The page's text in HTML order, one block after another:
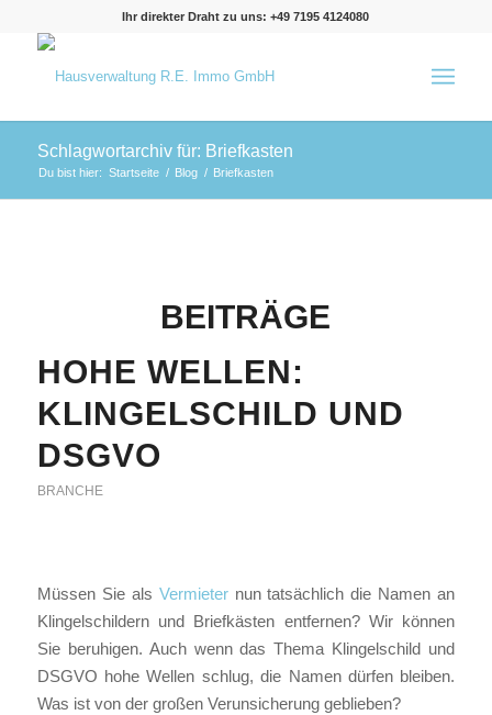
Ihr direkter Draht zu uns: +49 7195 4124080
Schlagwortarchiv für: Briefkasten
Du bist hier: Startseite / Blog / Briefkasten
BEITRÄGE
HOHE WELLEN:
KLINGELSCHILD UND
DSGVO
BRANCHE
Müssen Sie als Vermieternun tatsächlich die Namen an
Klingelschildern und Briefkästen entfernen? Wir können
Sie beruhigen. Auch wenn das Thema Klingelschild und
DSGVO hohe Wellen schlug, die Namen dürfen bleiben.
Was ist von der großen Verunsicherung geblieben?